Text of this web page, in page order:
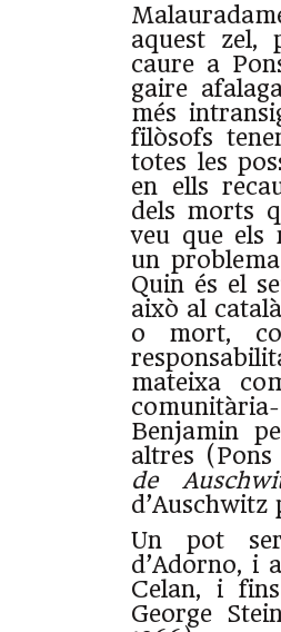
aquest zel,
caure a
gaire
més
filòsofs
totes les
en ells
dels morts
veu que els
un
Quin és el
això al
o mort,
mateixa
Benjamin
altres
de
d’Auschwitz
Un pot
d’Adorno, i
Celan, i
George